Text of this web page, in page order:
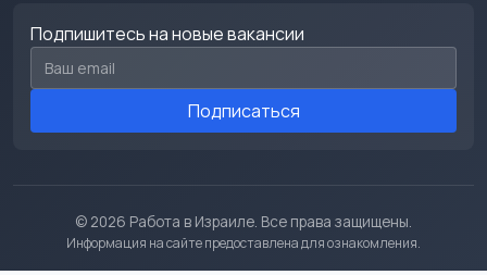
Подпишитесь на новые вакансии
Email для подписки
Подписаться
© 2026 Работа в Израиле. Все права защищены.
Информация на сайте предоставлена для ознакомления.